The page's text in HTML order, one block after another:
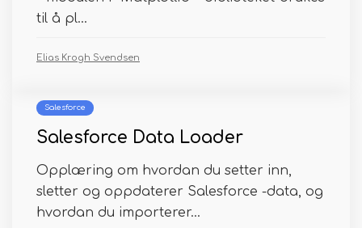
til å pl...
Elias Krogh Svendsen
Salesforce
Salesforce Data Loader
Opplæring om hvordan du setter inn,
sletter og oppdaterer Salesforce -data, og
hvordan du importerer...